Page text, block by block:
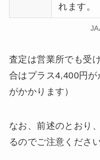
れます。
査定は営業所でも受
合はプラス4,400円
がかかります）
なお、前述のとおり
るのでご注意ください